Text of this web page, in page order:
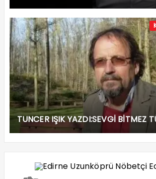
TUNCER IŞIK YAZDI:SEVGİ BİTMEZ